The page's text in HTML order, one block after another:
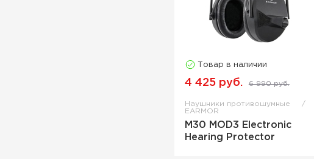
Товар в наличии
4 425 руб. 6 990 руб.
Наушники противошумные
EARMOR
M30 MOD3 Electronic
Hearing Protector